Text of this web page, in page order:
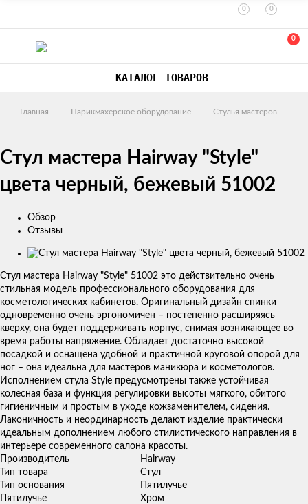
0 0
0
КАТАЛОГ ТОВАРОВ
Главная Парикмахерское оборудование Стулья мастеров
Стул мастера Hairway "Style"
цвета черный, бежевый 51002
Обзор
Отзывы
Изображения
товаров
Стул мастера Hairway "Style" 51002 это действительно очень
стильная модель профессионального оборудования для
косметологических кабинетов. Оригинальный дизайн спинки
одновременно очень эргономичен – постепенно расширяясь
кверху, она будет поддерживать корпус, снимая возникающее во
время работы напряжение. Обладает достаточно высокой
посадкой и оснащена удобной и практичной круговой опорой для
ног – она идеальна для мастеров маникюра и косметологов.
Исполнением стула Style предусмотрены также устойчивая
колесная база и функция регулировки высоты мягкого, обитого
гигиеничным и простым в уходе кожзаменителем, сидения.
Лаконичность и неординарность делают изделие практически
идеальным дополнением любого стилистического направления в
интерьере современного салона красоты.
Производитель
Hairway
Тип товара
Стул
Тип основания
Пятилучье
Пятилучье
Хром